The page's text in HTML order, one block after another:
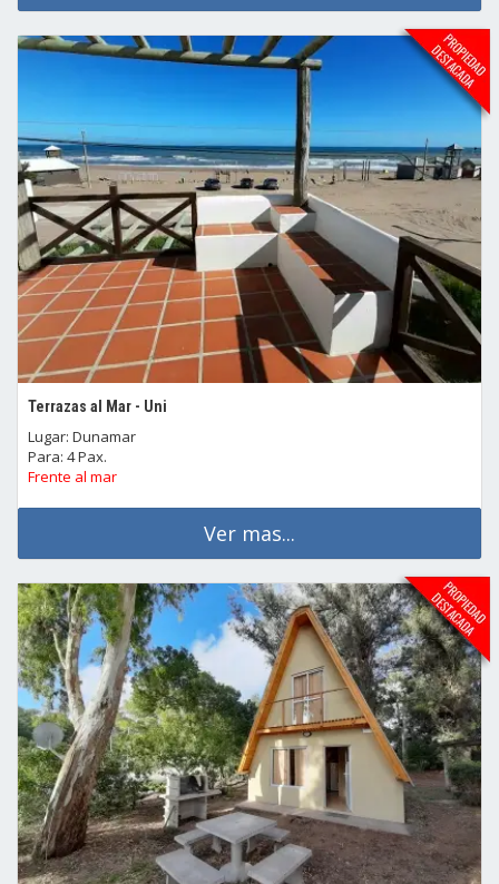
Terrazas al Mar - Uni
Lugar: Dunamar
Para: 4 Pax.
Frente al mar
Ver mas...